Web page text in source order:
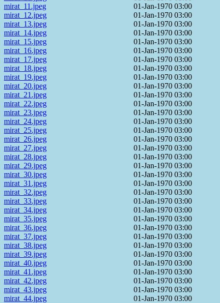
mirat_11.jpeg
01-Jan-1970 03:00
mirat_12.jpeg
01-Jan-1970 03:00
mirat_13.jpeg
01-Jan-1970 03:00
mirat_14.jpeg
01-Jan-1970 03:00
mirat_15.jpeg
01-Jan-1970 03:00
mirat_16.jpeg
01-Jan-1970 03:00
mirat_17.jpeg
01-Jan-1970 03:00
mirat_18.jpeg
01-Jan-1970 03:00
mirat_19.jpeg
01-Jan-1970 03:00
mirat_20.jpeg
01-Jan-1970 03:00
mirat_21.jpeg
01-Jan-1970 03:00
mirat_22.jpeg
01-Jan-1970 03:00
mirat_23.jpeg
01-Jan-1970 03:00
mirat_24.jpeg
01-Jan-1970 03:00
mirat_25.jpeg
01-Jan-1970 03:00
mirat_26.jpeg
01-Jan-1970 03:00
mirat_27.jpeg
01-Jan-1970 03:00
mirat_28.jpeg
01-Jan-1970 03:00
mirat_29.jpeg
01-Jan-1970 03:00
mirat_30.jpeg
01-Jan-1970 03:00
mirat_31.jpeg
01-Jan-1970 03:00
mirat_32.jpeg
01-Jan-1970 03:00
mirat_33.jpeg
01-Jan-1970 03:00
mirat_34.jpeg
01-Jan-1970 03:00
mirat_35.jpeg
01-Jan-1970 03:00
mirat_36.jpeg
01-Jan-1970 03:00
mirat_37.jpeg
01-Jan-1970 03:00
mirat_38.jpeg
01-Jan-1970 03:00
mirat_39.jpeg
01-Jan-1970 03:00
mirat_40.jpeg
01-Jan-1970 03:00
mirat_41.jpeg
01-Jan-1970 03:00
mirat_42.jpeg
01-Jan-1970 03:00
mirat_43.jpeg
01-Jan-1970 03:00
mirat_44.jpeg
01-Jan-1970 03:00